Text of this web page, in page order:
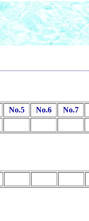
No.5 No.6 No.7